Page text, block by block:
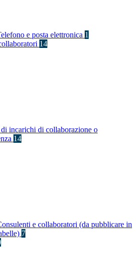
e posta elettronica 1
14
incarichi di collaborazione o
14
e collaboratori (da pubblicare in
7